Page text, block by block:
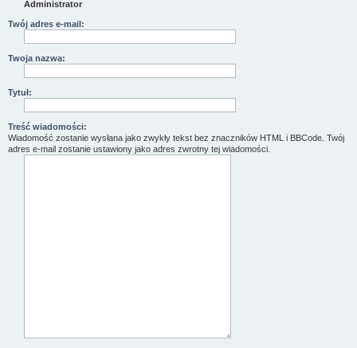
Administrator
Twój adres e-mail:
Twoja nazwa:
Tytuł:
Treść wiadomości:
Wiadomość zostanie wysłana jako zwykły tekst bez znaczników HTML i BBCode. Twój
adres e-mail zostanie ustawiony jako adres zwrotny tej wiadomości.